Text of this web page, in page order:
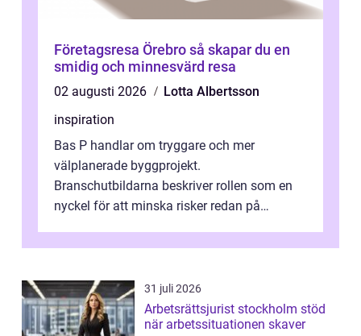
Företagsresa Örebro så skapar du en
smidig och minnesvärd resa
02 augusti 2026
Lotta Albertsson
inspiration
Bas P handlar om tryggare och mer
välplanerade byggprojekt.
Branschutbildarna beskriver rollen som en
nyckel för att minska risker redan på
31 juli 2026
Arbetsrättsjurist stockholm stöd
när arbetssituationen skaver